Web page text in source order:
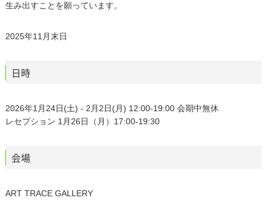
生み出すことを願っています。
2025年11月末日
日時
2026年1月24日(土) - 2月2日(月) 12:00-19:00 会期中無休
レセプション 1月26日（月）17:00-19:30
会場
ART TRACE GALLERY